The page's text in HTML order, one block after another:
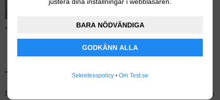
BARA NÖDVÄNDIGA
GODKÄNN ALLA
Sekretesspolicy • Om Test.se
Test av kupévärmare – Läs hela testet
Tidigare testvinnare
Bästa till medelstor bil – Calix WaveLine 1700W kpl ›